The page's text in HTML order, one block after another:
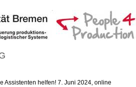
Assistenten helfen! 7. Juni 2024, online